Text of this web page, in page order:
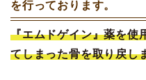
を行っております。
『エムドゲイン』薬を使
てしまった骨を取り戻し